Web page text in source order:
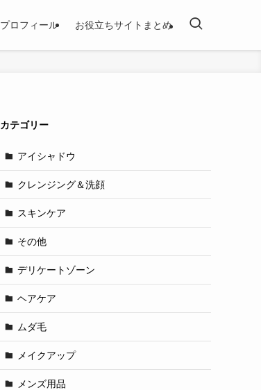
プロフィール お役立ちサイトまとめ
カテゴリー
アイシャドウ
クレンジング＆洗顔
スキンケア
その他
デリケートゾーン
ヘアケア
ムダ毛
メイクアップ
メンズ用品